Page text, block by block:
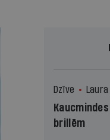
Dzīve
brillēm